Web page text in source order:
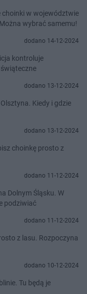
choinki w województwie
wybrać samemu!
dodano 14-12-2024
kontroluje
dodano 13-12-2024
Kiedy i gdzie
dodano 13-12-2024
choinkę prosto z
dodano 11-12-2024
Dolnym Śląsku. W
podziwiać
dodano 11-12-2024
z lasu. Rozpoczyna
dodano 10-12-2024
Tu będą je